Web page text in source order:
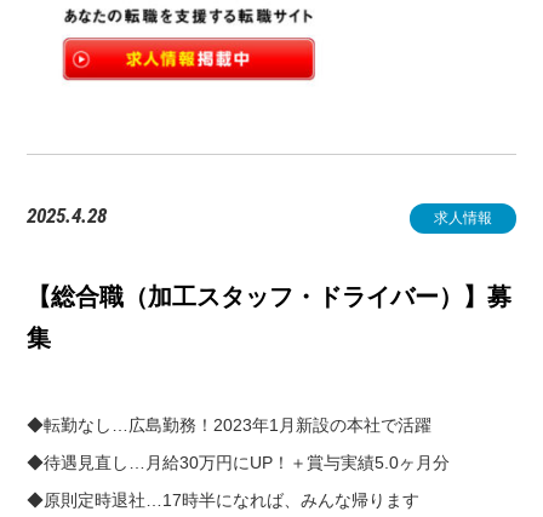
求人情報
2025.4.28
【総合職（加工スタッフ・ドライバー）】募
集
◆転勤なし…広島勤務！2023年1月新設の本社で活躍
◆待遇見直し…月給30万円にUP！＋賞与実績5.0ヶ月分
◆原則定時退社…17時半になれば、みんな帰ります